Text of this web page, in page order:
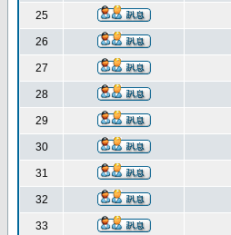
25
26
27
28
29
30
31
32
33